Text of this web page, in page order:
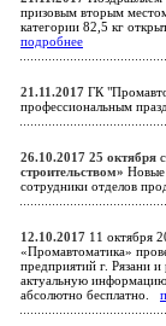
призовым вторым
категории 82,5 кг
подробнее
21.11.2017 ГК
профессиональным
26.10.2017 25 октября
строительством» Новые
сотрудники отделов
12.10.2017 11 октября
«Промавтоматика»
предприятий г. Рязани и
актуальную информацию
абсолютно бесплатно.